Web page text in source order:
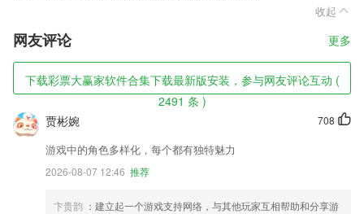
收起
网友评论 更多
下载彩票大赢家软件合集下载最新版安装，参与网友评论互动 (
2491 条 )
708
贾彬婉
游戏中的角色多样化，每个都有独特魅力
2026-08-07 12:46 推荐
卞贵韵 ：建立起一个游戏支持网络，与其他玩家互相帮助和分享游